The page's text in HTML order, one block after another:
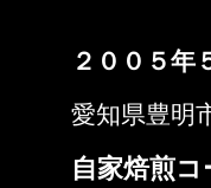
２００５年
愛知県豊明
自家焙煎